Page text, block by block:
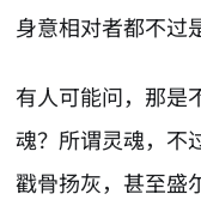
身意相对者都不过
有人可能问，那是
魂？所谓灵魂，不
戳骨扬灰，甚至盛